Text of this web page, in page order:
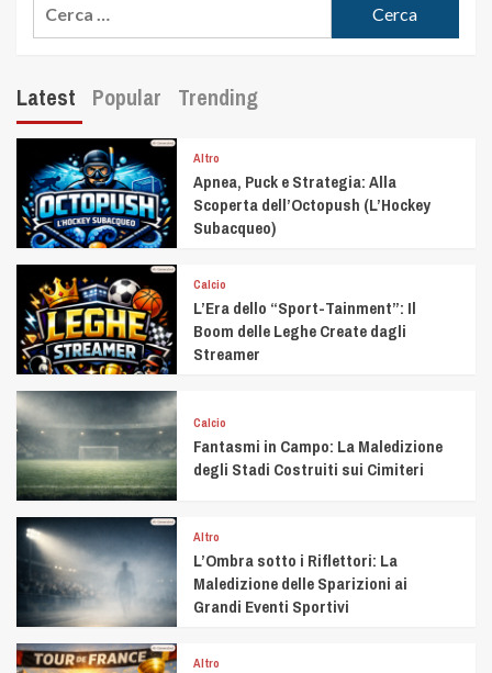
Latest Popular Trending
Altro
Apnea, Puck e Strategia: Alla
Scoperta dell’Octopush (L’Hockey
Subacqueo)
Calcio
L’Era dello “Sport-Tainment”: Il
Boom delle Leghe Create dagli
Streamer
Calcio
Fantasmi in Campo: La Maledizione
degli Stadi Costruiti sui Cimiteri
Altro
L’Ombra sotto i Riflettori: La
Maledizione delle Sparizioni ai
Grandi Eventi Sportivi
Altro